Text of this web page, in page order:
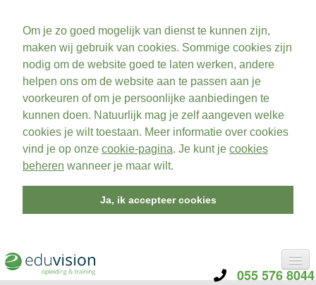
Om je zo goed mogelijk van dienst te kunnen zijn,
maken wij gebruik van cookies. Sommige cookies zijn
nodig om de website goed te laten werken, andere
helpen ons om de website aan te passen aan je
voorkeuren of om je persoonlijke aanbiedingen te
kunnen doen. Natuurlijk mag je zelf aangeven welke
cookies je wilt toestaan. Meer informatie over cookies
vind je op onze cookie-pagina. Je kunt je cookies
beheren wanneer je maar wilt.
Ja, ik accepteer cookies
055 576 8044